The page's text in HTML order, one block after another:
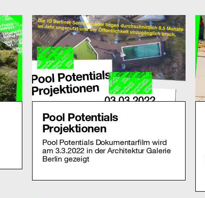
Pool Potentials
Projektionen
Pool Potentials Dokumentarfilm wird
am 3.3.2022 in der Architektur Galerie
Berlin gezeigt